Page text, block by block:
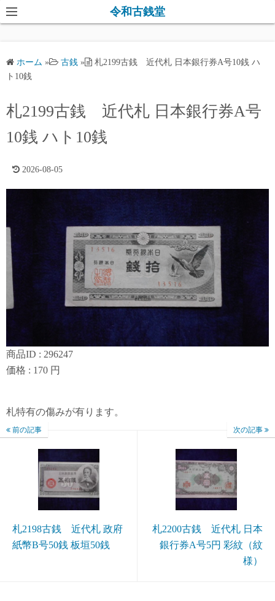
コ
ン
キ
ッ
令和古銭堂
ホーム » 古銭 »
札2199古銭 近代札 日本銀行券A号10銭 ハ
ト10銭
札2199古銭 近代札 日本銀行券A号
10銭 ハト10銭
2026-08-05
商品ID : 296247
価格 : 170 円
札特有の傷みが有ります。
前の記事
札2198古銭 近代札 政府
紙幣B号50銭 板垣50銭
次の記事
札2200古銭 近代札 日本
銀行券A号5円 彩紋（紋
様）